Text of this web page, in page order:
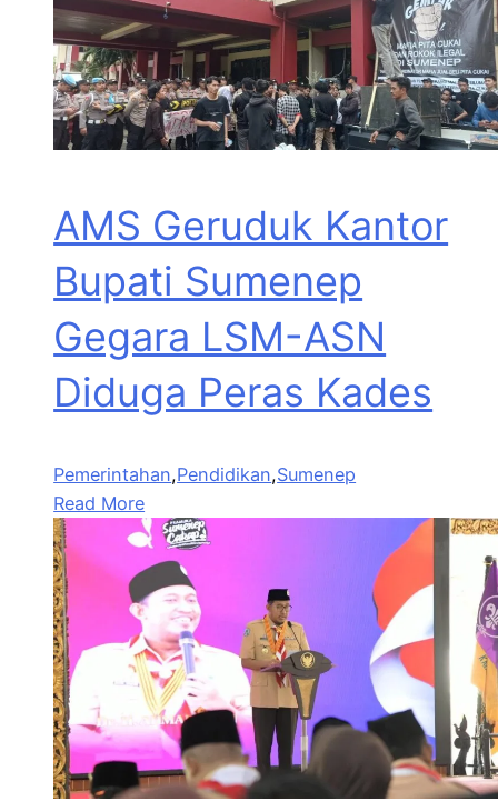
AMS Geruduk Kantor
Bupati Sumenep
Gegara LSM-ASN
Diduga Peras Kades
Pemerintahan,Pendidikan,Sumenep
Read More